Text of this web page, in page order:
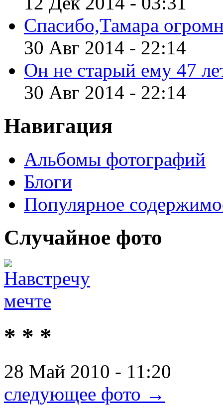
Спасибо,Тамара
30 Авг 2014 - 22:14
Он не старый ему 47
30 Авг 2014 - 22:14
Навигация
Альбомы фотографий
Блоги
Популярное
Случайное фото
* * *
28 Май 2010 - 11:20
следующее фото →